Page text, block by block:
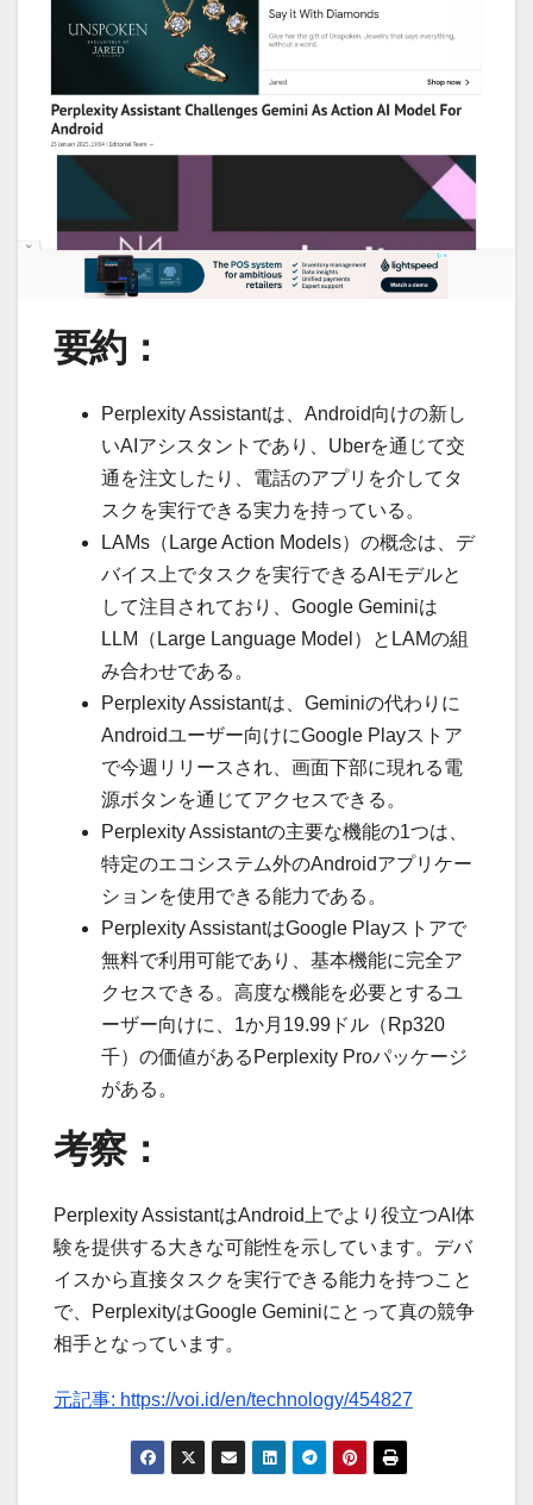
要約：
Perplexity Assistantは、Android向けの新し
いAIアシスタントであり、Uberを通じて交
通を注文したり、電話のアプリを介してタ
スクを実行できる実力を持っている。
LAMs（Large Action Models）の概念は、デ
バイス上でタスクを実行できるAIモデルと
して注目されており、Google Geminiは
LLM（Large Language Model）とLAMの組
み合わせである。
Perplexity Assistantは、Geminiの代わりに
Androidユーザー向けにGoogle Playストア
で今週リリースされ、画面下部に現れる電
源ボタンを通じてアクセスできる。
Perplexity Assistantの主要な機能の1つは、
特定のエコシステム外のAndroidアプリケー
ションを使用できる能力である。
Perplexity AssistantはGoogle Playストアで
無料で利用可能であり、基本機能に完全ア
クセスできる。高度な機能を必要とするユ
ーザー向けに、1か月19.99ドル（Rp320
千）の価値があるPerplexity Proパッケージ
がある。
考察：
Perplexity AssistantはAndroid上でより役立つAI体
験を提供する大きな可能性を示しています。デバ
イスから直接タスクを実行できる能力を持つこと
で、PerplexityはGoogle Geminiにとって真の競争
相手となっています。
元記事: https://voi.id/en/technology/454827